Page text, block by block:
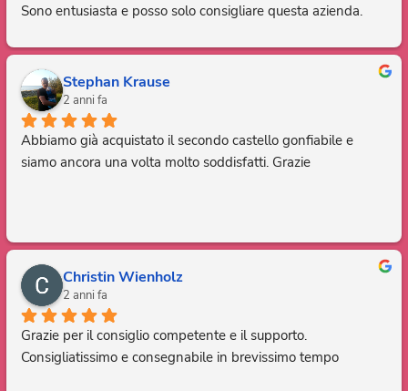
Sono entusiasta e posso solo consigliare questa azienda.
Stephan Krause
2 anni fa
Abbiamo già acquistato il secondo castello gonfiabile e
siamo ancora una volta molto soddisfatti. Grazie
Christin Wienholz
2 anni fa
Grazie per il consiglio competente e il supporto.
Consigliatissimo e consegnabile in brevissimo tempo